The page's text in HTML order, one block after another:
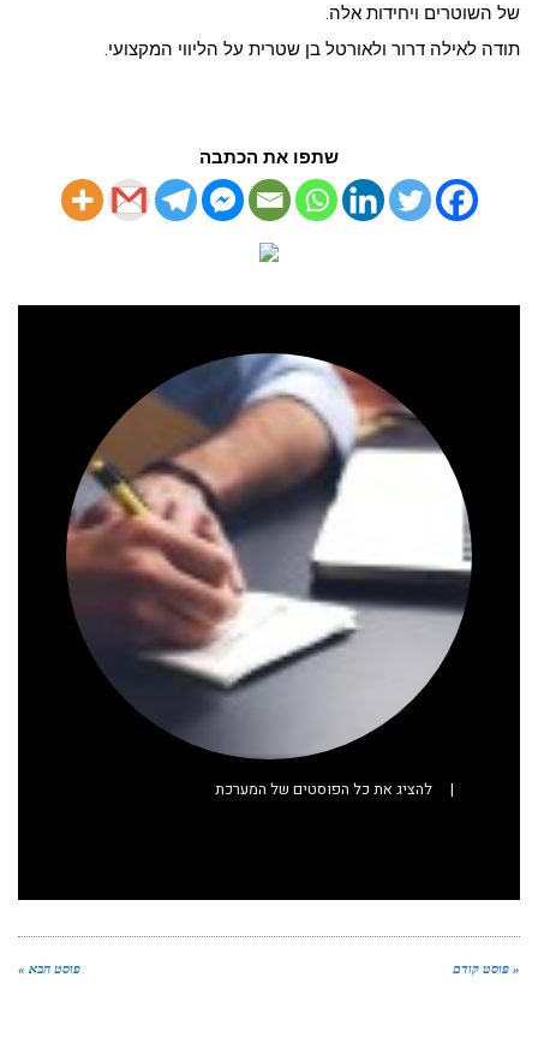
של השוטרים ויחידות אלה.
תודה לאילה דרור ולאורטל בן שטרית על הליווי המקצועי.
שתפו את הכתבה
| להציג את כל הפוסטים של המערכת
« פוסט קודם פוסט הבא »